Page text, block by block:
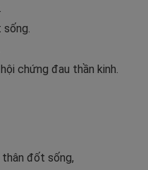
chứng đau thần kinh.
thân đốt sống,